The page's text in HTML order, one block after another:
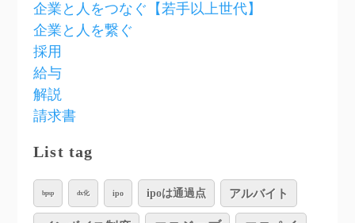
企業と人をつなぐ【若手以上世代】
企業と人を繋ぐ
採用
給与
解説
請求書
List tag
bpsp dx化 ipo ipoは通過点 アルバイト